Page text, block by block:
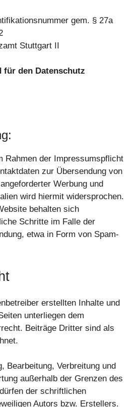
gem. § 27a
Stuttgart II
für den Datenschutz
Rahmen der Impressumspflicht
zur Übersendung von
Werbung und
wird hiermit widersprochen.
behalten sich
Schritte im Falle der
etwa in Form von Spam-
erstellten Inhalte und
unterliegen dem
Beiträge Dritter sind als
Bearbeitung, Verbreitung und
außerhalb der Grenzen des
der schriftlichen
Autors bzw. Erstellers.